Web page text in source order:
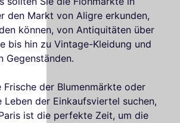
den Markt von Aligre erkunden,
können, von Antiquitäten über
bis hin zu Vintage-Kleidung und
Gegenständen.
Frische der Blumenmärkte oder
Leben der Einkaufsviertel suchen,
ist die perfekte Zeit, um die